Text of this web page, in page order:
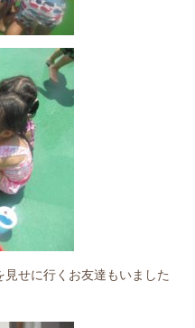
せに行くお友達もいました